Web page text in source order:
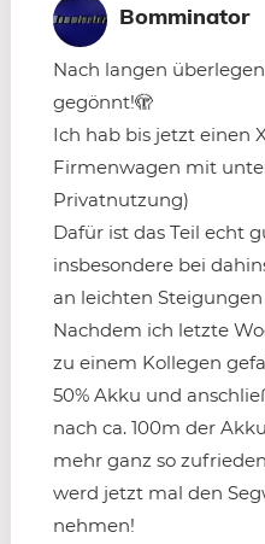
Bomminator
Nach langen
gegönnt!🫣
Ich hab bis jetzt einen
Firmenwagen mit
Privatnutzung)
Dafür ist das Teil echt
insbesondere bei
an leichten
Nachdem ich letzte
zu einem Kollegen
50% Akku und
nach ca. 100m der
mehr ganz so
werd jetzt mal den
nehmen!